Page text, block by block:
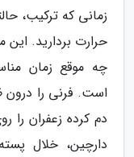
زمانی که ترکیب،
حرارت بردارید. این
چه موقع زمان
است. فرنی را درون
دم کرده زعفران را
دارچین، خلال